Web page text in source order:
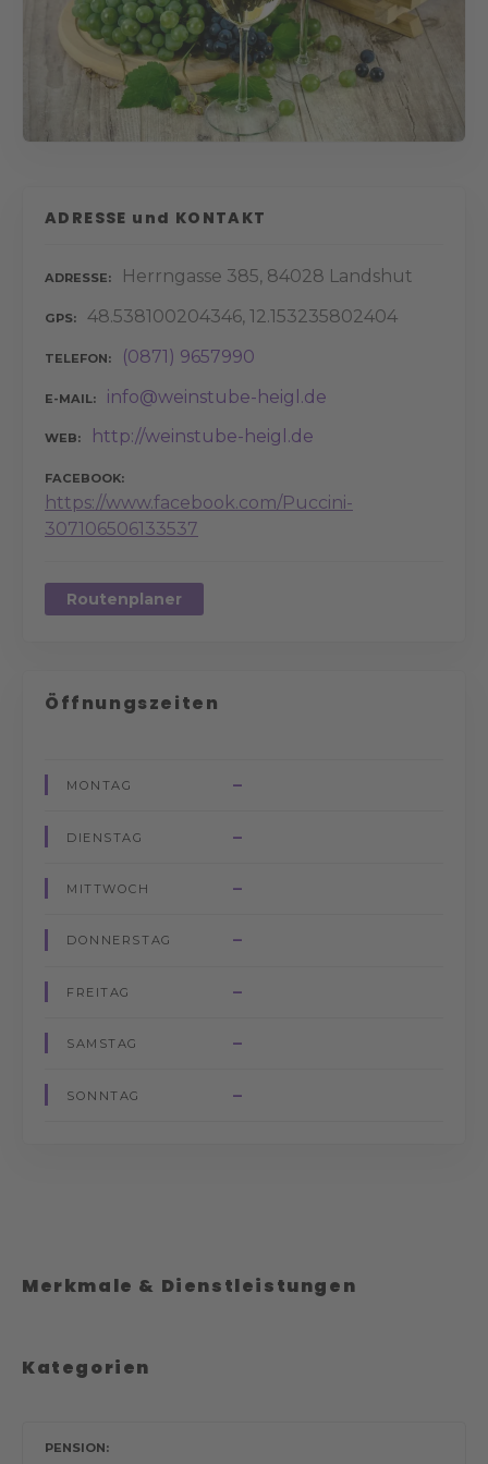
ADRESSE und KONTAKT
ADRESSE Herrngasse 385, 84028 Landshut
GPS 48.538100204346, 12.153235802404
TELEFON (0871) 9657990
E-MAIL info@weinstube-heigl.de
WEB http://weinstube-heigl.de
FACEBOOK
https://www.facebook.com/Puccini-
307106506133537
Routenplaner
Öffnungszeiten
MONTAG –
DIENSTAG –
MITTWOCH –
DONNERSTAG –
FREITAG –
SAMSTAG –
SONNTAG –
Merkmale & Dienstleistungen
Kategorien
PENSION